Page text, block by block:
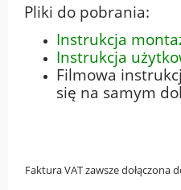
Pliki do pobrania:
Instrukcja
Instrukcja
Filmowa
się na samym
Faktura VAT zawsze